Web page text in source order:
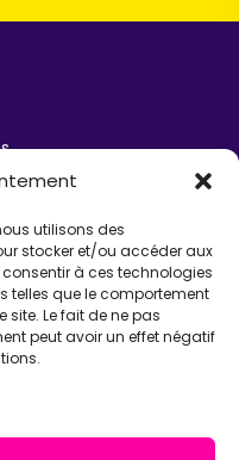
utilisons des
stocker et/ou accéder aux
à ces technologies
telles que le comportement
site. Le fait de ne pas
peut avoir un effet négatif
PULVERSHEIM